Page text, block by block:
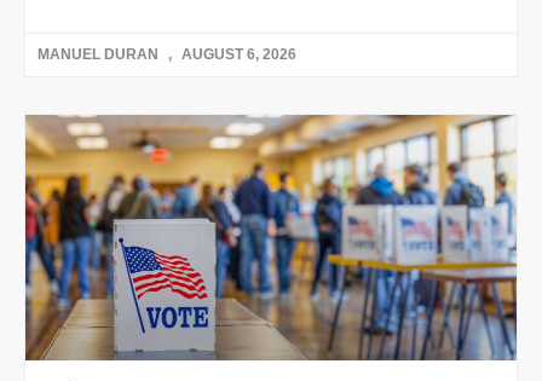
MANUEL DURAN AUGUST 6, 2026